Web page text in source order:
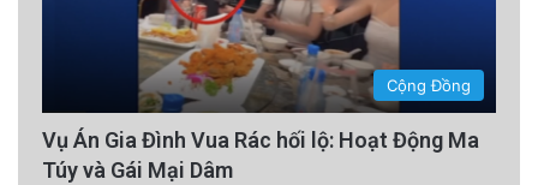
Cộng Đồng
Vụ Án Gia Đình Vua Rác hối lộ: Hoạt Động Ma
Túy và Gái Mại Dâm